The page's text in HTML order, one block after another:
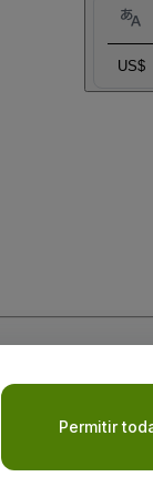
US$
laPolítica de
Permitir